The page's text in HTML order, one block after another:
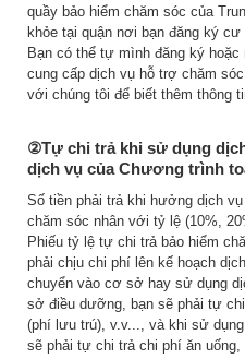
quầy bảo hiểm chăm sóc của
khỏe tại quận nơi bạn đăng ký cư
Bạn có thể tự mình đăng ký
cung cấp dịch vụ hỗ trợ chăm
với chúng tôi để biết thêm thông
②Tự chi trả khi sử dụng
dịch vụ của Chương trình
Số tiền phải trả khi hưởng dịch
chăm sóc nhân với tỷ lệ (10%,
Phiếu tỷ lệ tự chi trả bảo hiểm
phải chịu chi phí lên kế hoạch
chuyển vào cơ sở hay sử dụng
sở điều dưỡng, bạn sẽ phải tự
(phí lưu trú), v.v..., và khi sử
sẽ phải tự chi trả chi phí ăn uống,